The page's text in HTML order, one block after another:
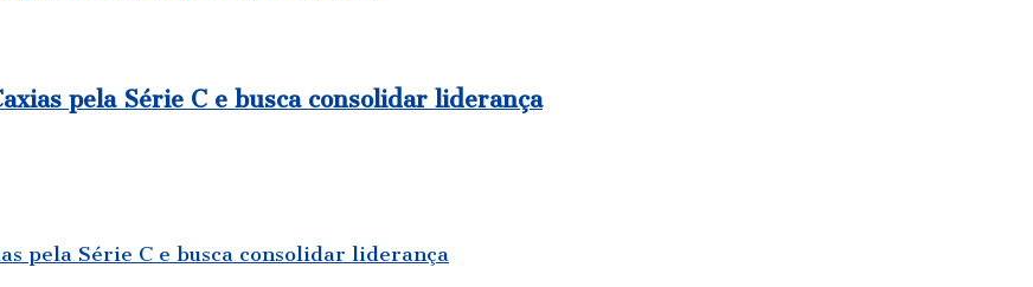
pela Série C e busca consolidar liderança
pela Série C e busca consolidar liderança